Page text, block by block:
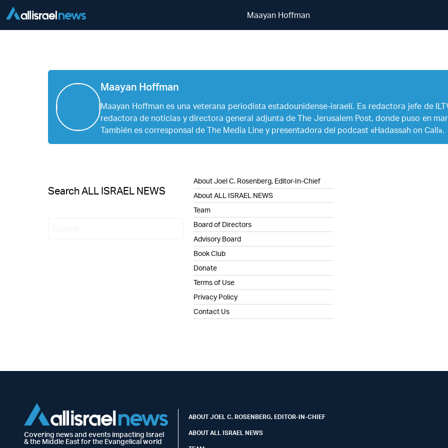
Maayan Hoffman
Maayan Hoffman
Maayan Hoffman es una veterana periodista estadounidense-israelí. Es redactora jefe de
redactora de noticias y directora general adjunta de The Jerusalem Post, donde puso en
También es corresponsal de The Media Line y presentadora del podcast «Hadassah on Call».
Search ALL ISRAEL NEWS
About Joel C. Rosenberg, Editor-In-Chief
About ALL ISRAEL NEWS
Team
Board of Directors
Advisory Board
Book Club
Donate
Terms of Use
Privacy Policy
Contact Us
Covering news and events impacting Israel
& the Middle East for the Evangelical world
ABOUT JOEL C. ROSENBERG, EDITOR-IN-CHIEF
ABOUT ALL ISRAEL NEWS